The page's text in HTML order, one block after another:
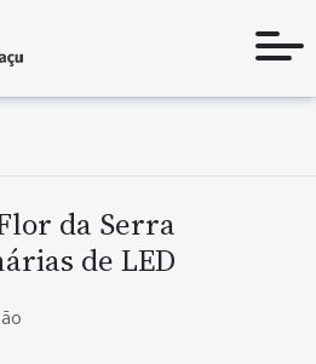
da Serra
de LED